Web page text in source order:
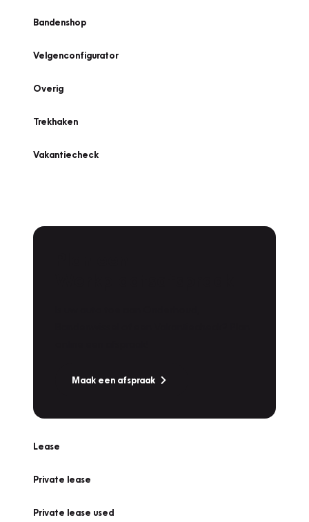
Bandenshop
Velgenconfigurator
Overig
Trekhaken
Vakantiecheck
Maak een afspraak
Lease
Private lease
Private lease used